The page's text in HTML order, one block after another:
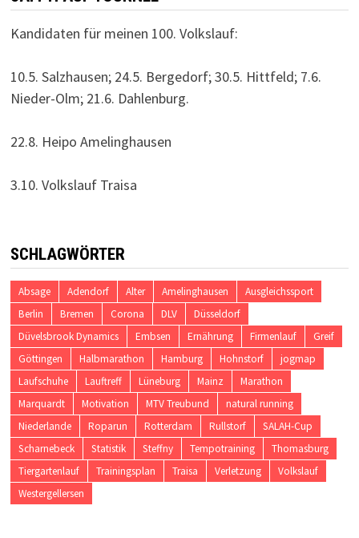
Kandidaten für meinen 100. Volkslauf:
10.5. Salzhausen; 24.5. Bergedorf; 30.5. Hittfeld; 7.6.
Nieder-Olm; 21.6. Dahlenburg.
22.8. Heipo Amelinghausen
3.10. Volkslauf Traisa
SCHLAGWÖRTER
Absage Adendorf Alter Amelinghausen
Ausgleichssport
Berlin
Bremen Corona DLV
Düsseldorf
Düvelsbrook Dynamics
Embsen Ernährung Firmenlauf
Greif
Göttingen
Halbmarathon Hamburg Hohnstorf
jogmap
Laufschuhe
Lauftreff Lüneburg Mainz
Marathon
Marquardt
Motivation MTV Treubund
natural running
Niederlande
Roparun Rotterdam Rullstorf
SALAH-Cup
Scharnebeck
Statistik Steffny Tempotraining
Thomasburg
Tiergartenlauf
Trainingsplan Traisa Verletzung
Volkslauf
Westergellersen